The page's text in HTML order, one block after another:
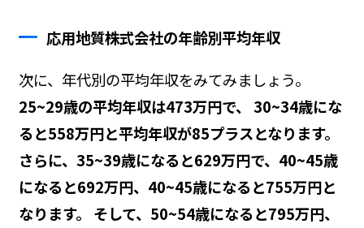
応用地質株式会社の年齢別平均年収
次に、年代別の平均年収をみてみましょう。
25~29歳の平均年収は473万円で、 30~34歳にな
ると558万円と平均年収が85プラスとなります。
さらに、35~39歳になると629万円で、40~45歳
になると692万円、40~45歳になると755万円と
なります。 そして、50~54歳になると795万円、